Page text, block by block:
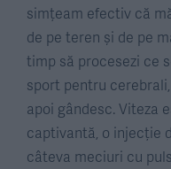
simțeam efectiv că
de pe teren și de pe
timp să procesezi ce
sport pentru
apoi gândesc. Viteza
captivantă, o injecție
câteva meciuri cu